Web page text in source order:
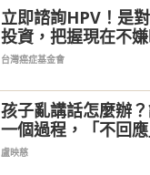
立即諮詢HPV！是
投資，把握現在不嫌
台灣癌症基金會
孩子亂講話怎麼辦
一個過程，「不回
盧映慈